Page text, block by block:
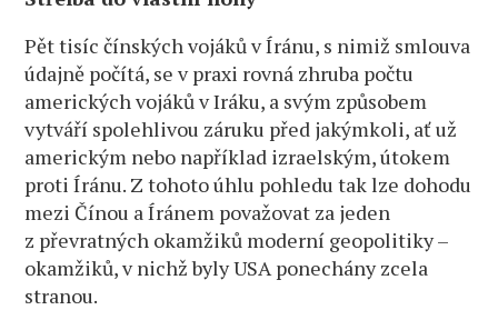
Pět tisíc čínských vojáků v Íránu, s nimiž smlouva
údajně počítá, se v praxi rovná zhruba počtu
amerických vojáků v Iráku, a svým způsobem
vytváří spolehlivou záruku před jakýmkoli, ať už
americkým nebo například izraelským, útokem
proti Íránu. Z tohoto úhlu pohledu tak lze dohodu
mezi Čínou a Íránem považovat za jeden
z převratných okamžiků moderní geopolitiky –
okamžiků, v nichž byly USA ponechány zcela
stranou.